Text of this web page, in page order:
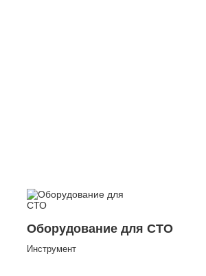
Оборудование для СТО
Инструмент